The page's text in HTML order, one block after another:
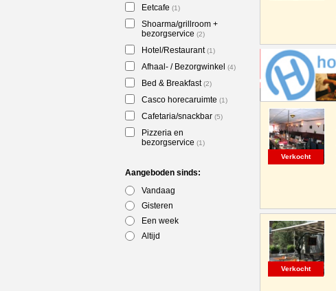
Eetcafe (1)
Shoarma/grillroom +
bezorgservice (2)
Hotel/Restaurant(1)
Afhaal- / Bezorgwinkel (4)
Bed & Breakfast(2)
Casco horecaruimte (1)
Cafetaria/snackbar (5)
Pizzeria en
bezorgservice (1)
Aangeboden sinds:
Vandaag
Gisteren
Een week
Altijd
Verkocht
Verkocht